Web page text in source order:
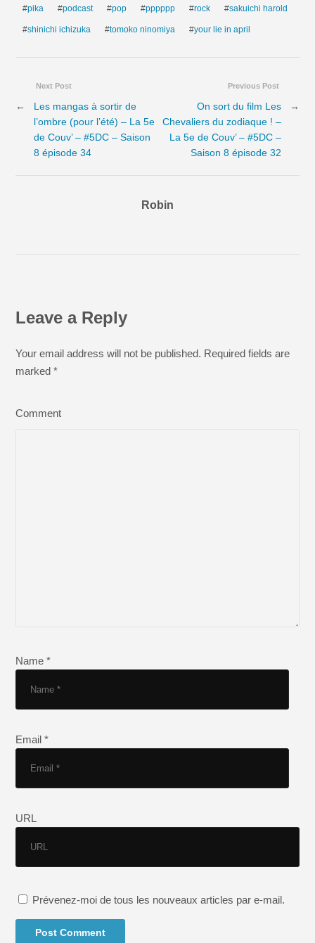
#pika #podcast #pop #pppppp #rock #sakuichi harold
#shinichi ichizuka #tomoko ninomiya #your lie in april
Previous Post
On sort du film Les
Chevaliers du zodiaque ! –
La 5e de Couv’ – #5DC –
Saison 8 épisode 32
→
Next Post
←
Les mangas à sortir de
l’ombre (pour l’été) – La 5e
de Couv’ – #5DC – Saison
8 épisode 34
Robin
Leave a Reply
Your email address will not be published. Required fields are
marked*
Comment
Name *
Email *
URL
Prévenez-moi de tous les nouveaux articles par e-mail.